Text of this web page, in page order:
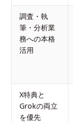
調査・執
筆・分析業
務への本格
活用
X特典と
Grokの両立
を優先